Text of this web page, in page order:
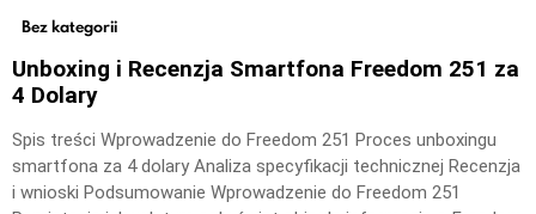
Bez kategorii
Unboxing i Recenzja Smartfona Freedom 251 za
4 Dolary
Spis treści Wprowadzenie do Freedom 251 Proces unboxingu
smartfona za 4 dolary Analiza specyfikacji technicznej Recenzja
i wnioski Podsumowanie Wprowadzenie do Freedom 251